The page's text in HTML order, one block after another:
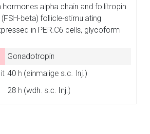
alpha chain and follitropin
beta) follicle-stimulating
in PER.C6 cells, glycoform
Gonadotropin
40 h (einmalige s.c. Inj.)
28 h (wdh. s.c. Inj.)
Link öffnet eine externe Web-
der externen Web-Seite ist deren
Ebenso gelten dort ggf. andere